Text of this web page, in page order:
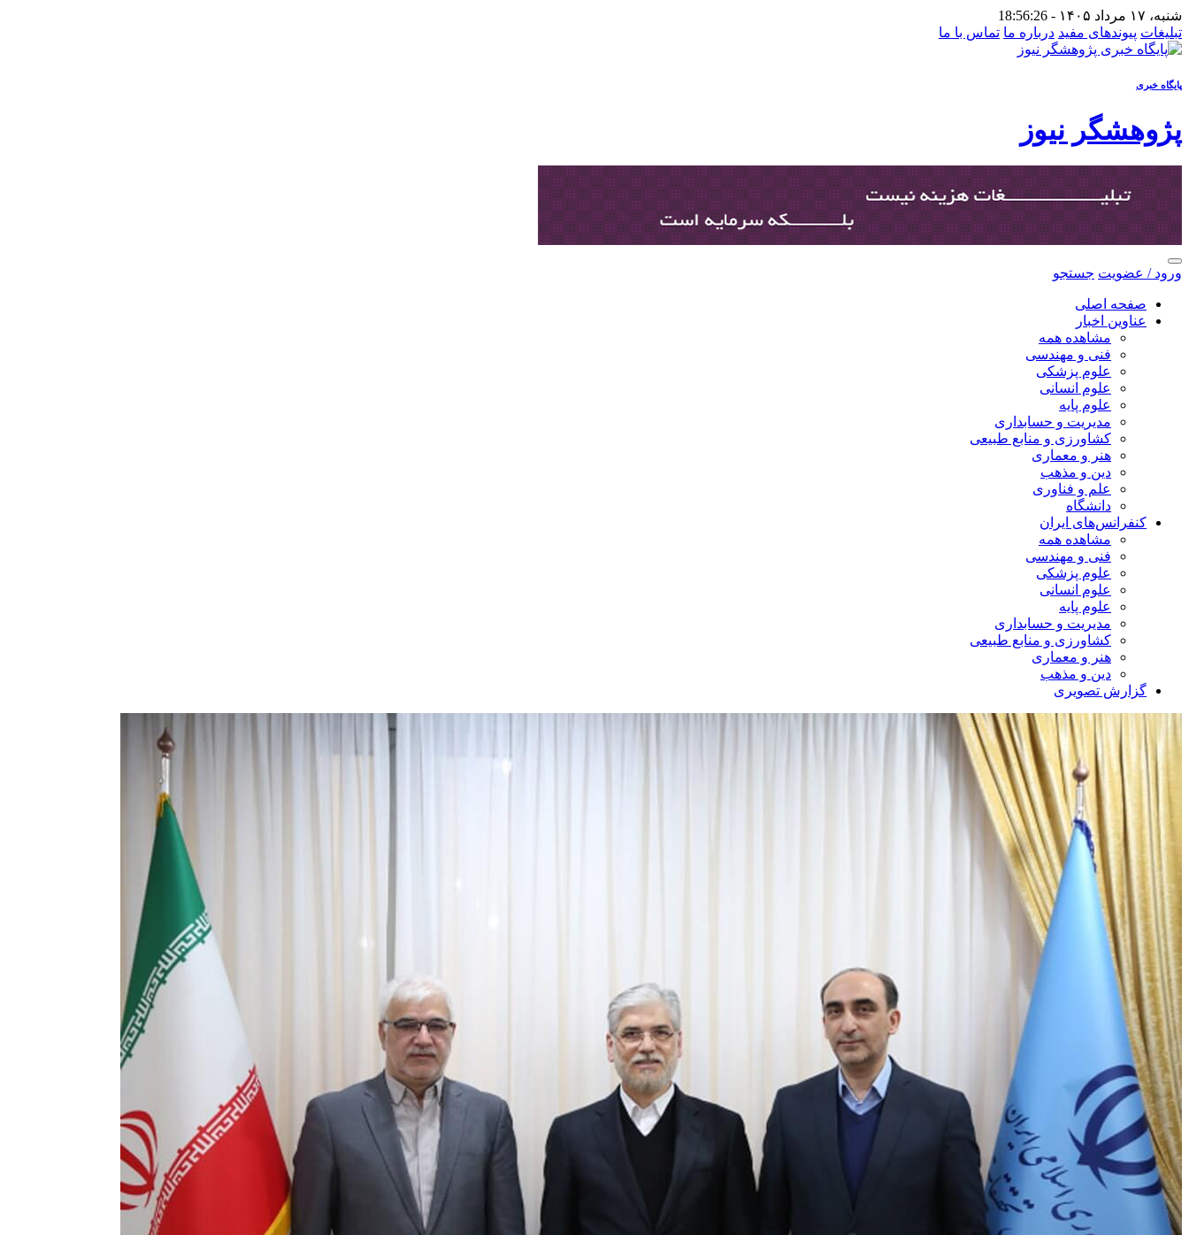
شنبه، ۱۷ مرداد ۱۴۰۵ -
18:56:26
تبلیغات پیوندهای مفید درباره ما تماس با ما
پایگاه خبری
پژوهشگر نیوز
ورود / عضویت جستجو
صفحه اصلی
عناوین اخبار
مشاهده همه
فنی و مهندسی
علوم پزشکی
علوم انسانی
علوم پایه
مدیریت و حسابداری
کشاورزی و منابع طبیعی
هنر و معماری
دین و مذهب
علم و فناوری
دانشگاه
کنفرانس‌های ایران
مشاهده همه
فنی و مهندسی
علوم پزشکی
علوم انسانی
علوم پایه
مدیریت و حسابداری
کشاورزی و منابع طبیعی
هنر و معماری
دین و مذهب
گزارش تصویری